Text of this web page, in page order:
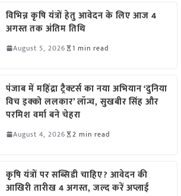
विभिन्न कृषि यंत्रों हेतु आवेदन के लिए आज 4
अगस्त तक अंतिम तिथि
August 5, 2026 1 min read
पंजाब में महिंद्रा ट्रैक्टर्स का नया अभियान ‘दुनिया
विच इक्को ललकार’ लॉन्च, सुखबीर सिंह और
परमिश वर्मा बने चेहरा
August 4, 2026 2 min read
कृषि यंत्रों पर सब्सिडी चाहिए? आवेदन की
आखिरी तारीख 4 अगस्त, जल्द करें अप्लाई